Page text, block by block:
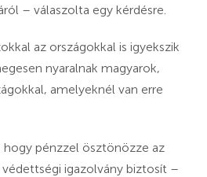
– válaszolta egy kérdésre.
az országokkal is igyekszik
nyaralnak magyarok,
amelyeknél van erre
pénzzel ösztönözze az
igazolvány biztosít –